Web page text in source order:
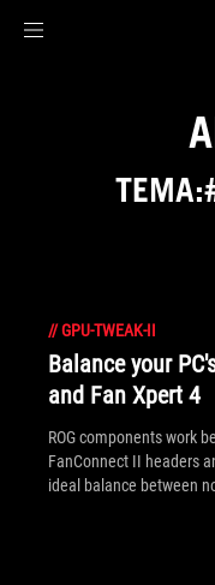
//GPU-TWEAK-II
Balance your
and Fan Xpert 4
ROG components work
FanConnect II headers
ideal balance between